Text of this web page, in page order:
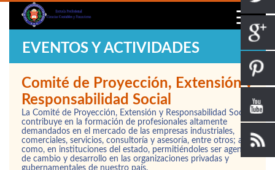
☰
EVENTOS Y ACTIVIDADES
Comité de Proyección, Extensión y
Responsabilidad Social
La Comité de Proyección, Extensión y Responsabilidad Social
contribuye en la formación de profesionales altamente
demandados en el mercado de las empresas industriales,
comerciales, servicios, consultoría y asesoría, entre otros; así
como, en instituciones del estado, permitiéndoles ser agentes
de cambio y desarrollo en las organizaciones privadas y
gubernamentales de nuestro país.